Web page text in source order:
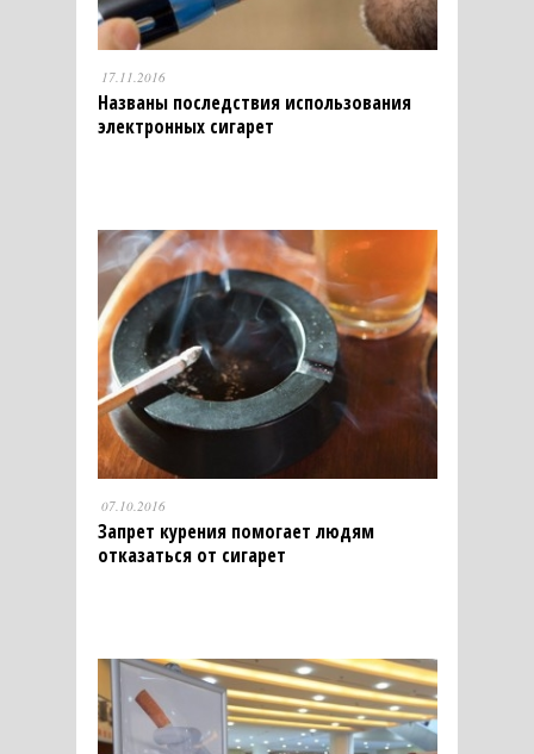
17.11.2016
Названы последствия использования
электронных сигарет
07.10.2016
Запрет курения помогает людям
отказаться от сигарет